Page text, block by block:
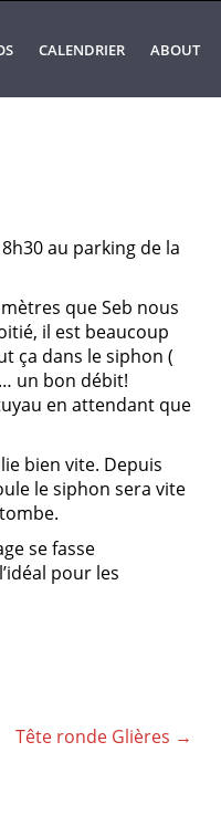
CALENDRIER ABOUT
au parking de la
que Seb nous
il est beaucoup
ça dans le siphon (
un bon débit!
en attendant que
bien vite. Depuis
le siphon sera vite
se fasse
pour les
Tête ronde Glières →